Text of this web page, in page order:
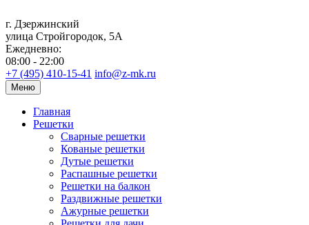
г. Дзержинский
улица Стройгородок, 5А
Ежедневно:
08:00 - 22:00
+7 (495) 410-15-41 info@z-mk.ru
Меню
Главная
Решетки
Сварные решетки
Кованые решетки
Дутые решетки
Распашные решетки
Решетки на балкон
Раздвижные решетки
Ажурные решетки